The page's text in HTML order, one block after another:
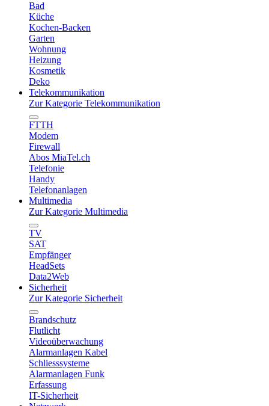
Bad
Küche
Kochen-Backen
Garten
Wohnung
Heizung
Kosmetik
Deko
Telekommunikation
Zur Kategorie Telekommunikation
FTTH
Modem
Firewall
Abos MiaTel.ch
Telefonie
Handy
Telefonanlagen
Multimedia
Zur Kategorie Multimedia
TV
SAT
Empfänger
HeadSets
Data2Web
Sicherheit
Zur Kategorie Sicherheit
Brandschutz
Flutlicht
Videoüberwachung
Alarmanlagen Kabel
Schliesssysteme
Alarmanlagen Funk
Erfassung
IT-Sicherheit